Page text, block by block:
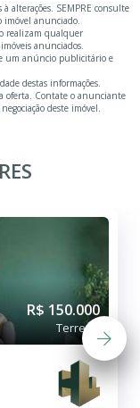
alterações. SEMPRE consulte
imóvel anunciado.
realizam qualquer
anunciados.
um anúncio publicitário e
destas informações.
oferta. Contate o anunciante
deste imóvel.
R$ 150.000
Terreno